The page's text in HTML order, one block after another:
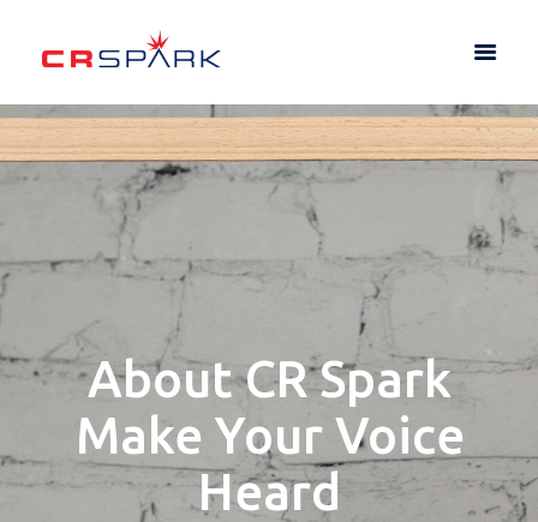
About CR Spark
Make Your Voice
Heard